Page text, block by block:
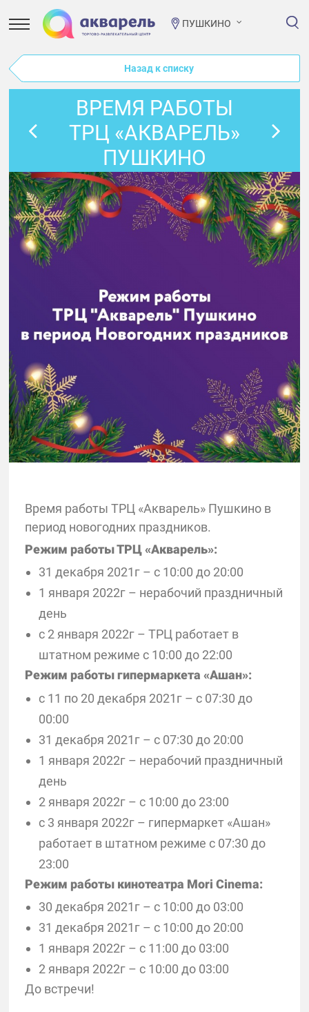
ПУШКИНО
Назад к списку
ВРЕМЯ РАБОТЫ
ТРЦ «АКВАРЕЛЬ»
ПУШКИНО
Время работы ТРЦ «Акварель» Пушкино в
период новогодних праздников.
Режим работы ТРЦ «Акварель»:
31 декабря 2021г – с 10:00 до 20:00
1 января 2022г – нерабочий праздничный
день
с 2 января 2022г – ТРЦ работает в
штатном режиме с 10:00 до 22:00
Режим работы гипермаркета «Ашан»:
с 11 по 20 декабря 2021г – с 07:30 до
00:00
31 декабря 2021г – с 07:30 до 20:00
1 января 2022г – нерабочий праздничный
день
2 января 2022г – с 10:00 до 23:00
с 3 января 2022г – гипермаркет «Ашан»
работает в штатном режиме с 07:30 до
23:00
Режим работы кинотеатра Mori Cinema:
30 декабря 2021г – с 10:00 до 03:00
31 декабря 2021г – с 10:00 до 20:00
1 января 2022г – с 11:00 до 03:00
2 января 2022г – с 10:00 до 03:00
До встречи!